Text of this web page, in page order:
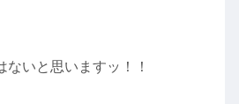
ないと思いますッ！！